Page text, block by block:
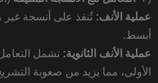
عملية الأنف: تُنفذ على أنسجة غير
أبسط.
عملية الأنف الثانوية: تشمل
الأولى، مما يزيد من صعوبة